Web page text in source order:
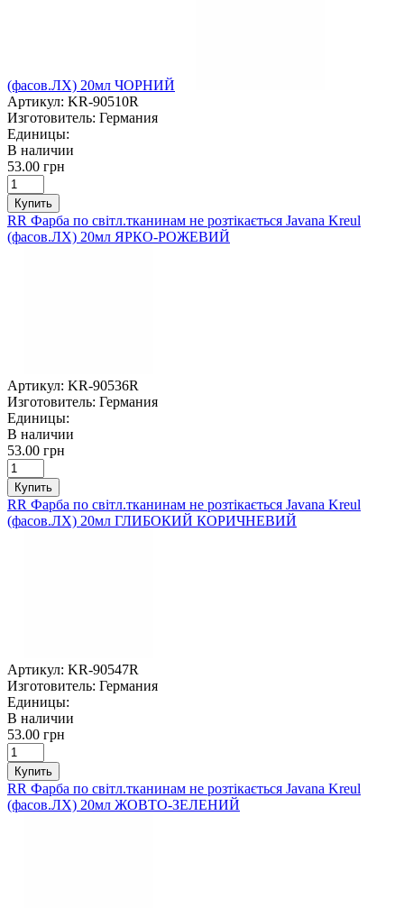
(фасов.ЛХ) 20мл ЧОРНИЙ
Артикул: KR-90510R
Изготовитель: Германия
Единицы:
В наличии
53.00 грн
Купить
RR Фарба по світл.тканинам не розтікається Javana Kreul
(фасов.ЛХ) 20мл ЯРКО-РОЖЕВИЙ
Артикул: KR-90536R
Изготовитель: Германия
Единицы:
В наличии
53.00 грн
Купить
RR Фарба по світл.тканинам не розтікається Javana Kreul
(фасов.ЛХ) 20мл ГЛИБОКИЙ КОРИЧНЕВИЙ
Артикул: KR-90547R
Изготовитель: Германия
Единицы:
В наличии
53.00 грн
Купить
RR Фарба по світл.тканинам не розтікається Javana Kreul
(фасов.ЛХ) 20мл ЖОВТО-ЗЕЛЕНИЙ